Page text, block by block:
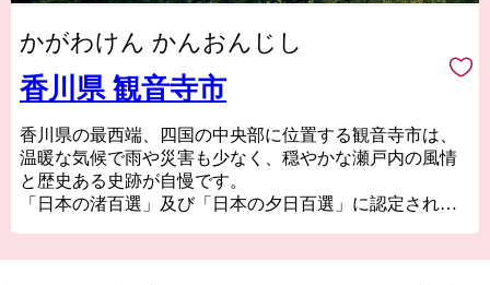
かがわけん かんおんじし
香川県 観音寺市
香川県の最西端、四国の中央部に位置する観音寺市は、
温暖な気候で雨や災害も少なく、穏やかな瀬戸内の風情
と歴史ある史跡が自慢です。
「日本の渚百選」及び「日本の夕日百選」に認定されて